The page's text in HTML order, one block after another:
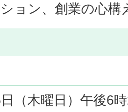
ョン、創業の心構
（木曜日）午後6